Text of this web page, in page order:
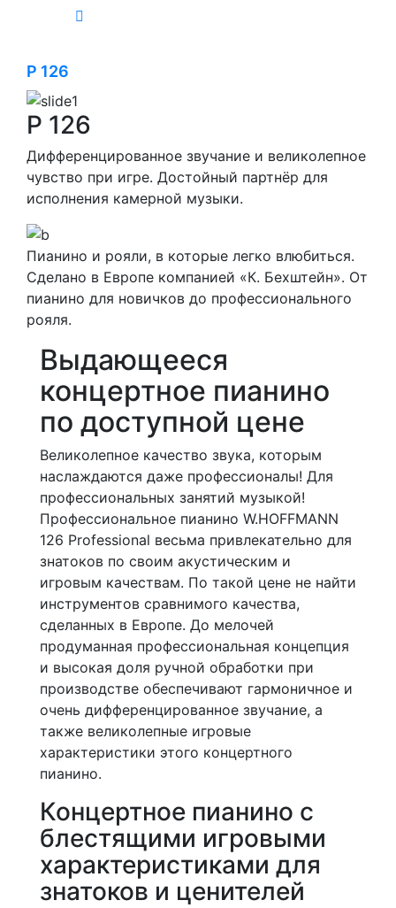
P 126
P 126
Дифференцированное звучание и великолепное
чувство при игре. Достойный партнёр для
исполнения камерной музыки.
Пианино и рояли, в которые легко влюбиться.
Сделано в Европе компанией «К. Бехштейн». От
пианино для новичков до профессионального
рояля.
Выдающееся
концертное пианино
по доступной цене
Великолепное качество звука, которым
наслаждаются даже профессионалы! Для
профессиональных занятий музыкой!
Профессиональное пианино W.HOFFMANN
126 Professional весьма привлекательно для
знатоков по своим акустическим и
игровым качествам. По такой цене не найти
инструментов сравнимого качества,
сделанных в Европе. До мелочей
продуманная профессиональная концепция
и высокая доля ручной обработки при
производстве обеспечивают гармоничное и
очень дифференцированное звучание, а
также великолепные игровые
характеристики этого концертного
пианино.
Концертное пианино с
блестящими игровыми
характеристиками для
знатоков и ценителей